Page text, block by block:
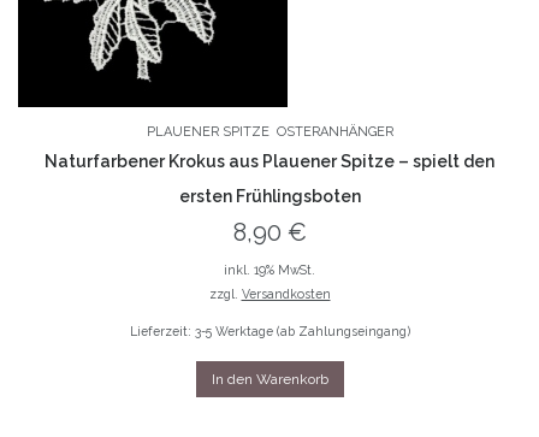
PLAUENER SPITZE OSTERANHÄNGER
Naturfarbener Krokus aus Plauener Spitze – spielt den
ersten Frühlingsboten
8,90 €
inkl. 19% MwSt.
zzgl. Versandkosten
Lieferzeit: 3-5 Werktage (ab Zahlungseingang)
In den Warenkorb